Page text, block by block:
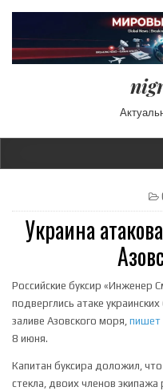
Украина
Российские буксир «Инженер
подверглись атаке
заливе Азовского моря, пишет
8 июня.
Капитан буксира доложил,
стекла, двоих членов